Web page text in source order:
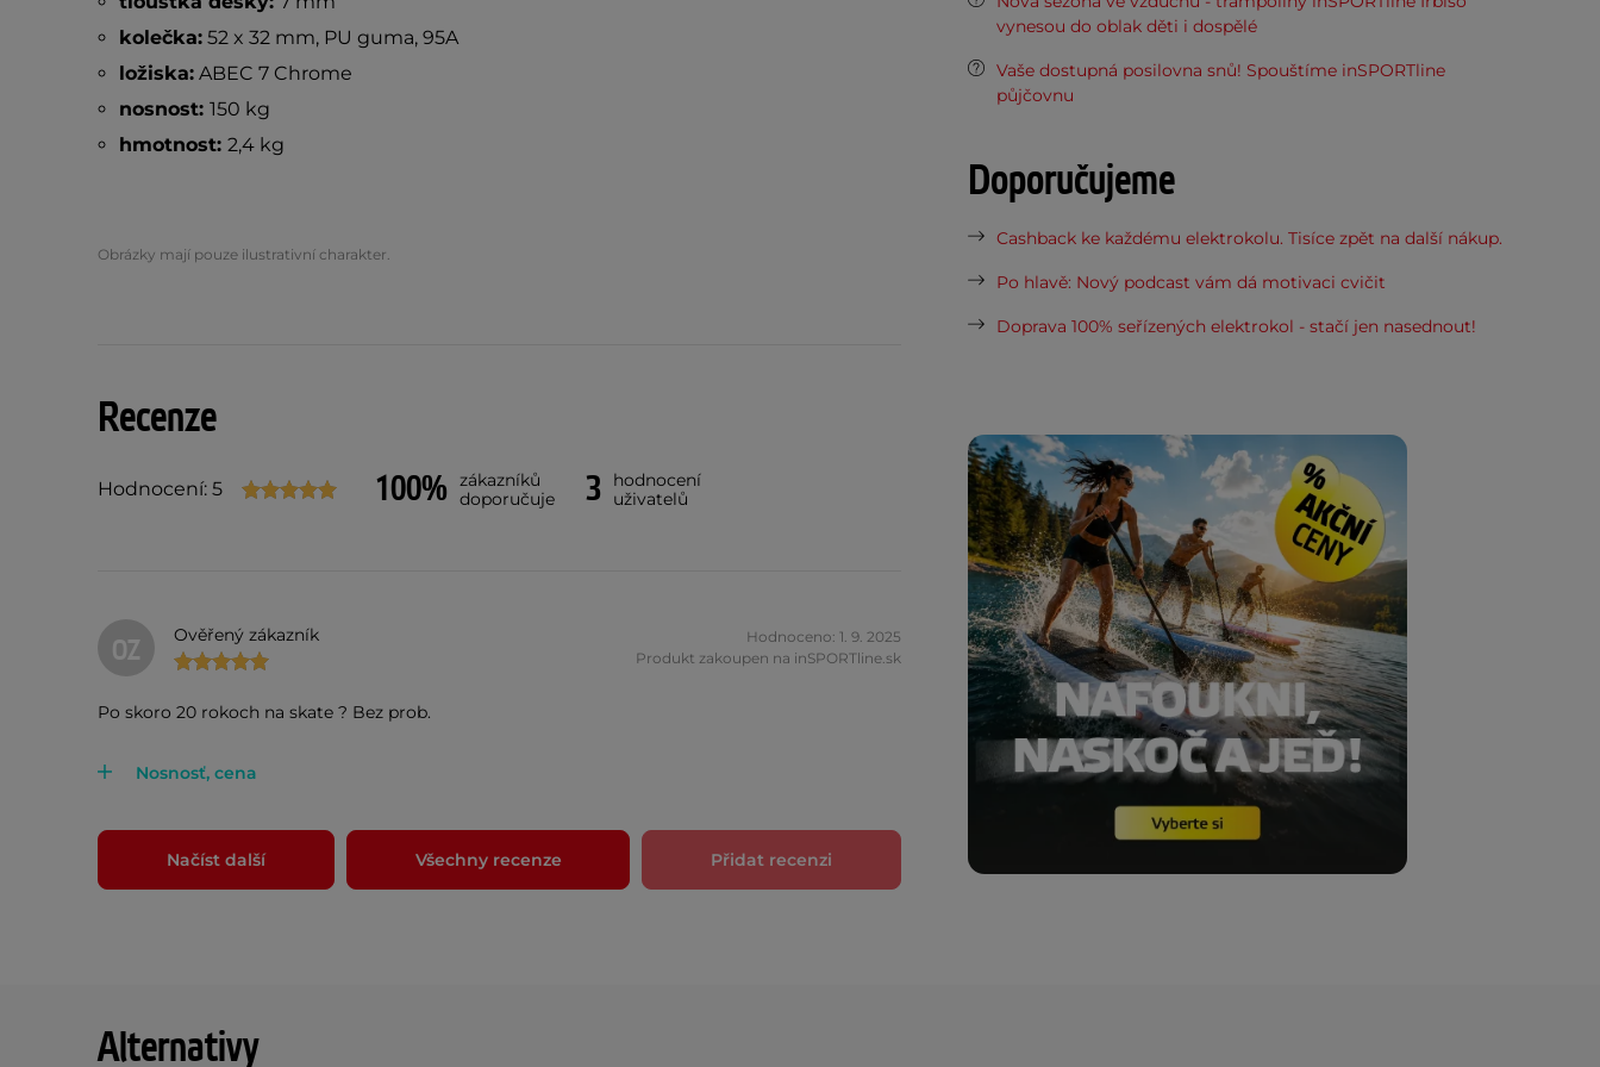
kolečka:52 x 32 mm, PU guma, 95A
ložiska:ABEC 7 Chrome
nosnost: 150 kg
hmotnost: 2,4 kg
Obrázky mají pouze ilustrativní charakter.
Recenze
Hodnocení: 5 100% zákazníků
doporučuje
3
hodnocení
uživatelů
OZ Ověřený zákazník
Hodnoceno: 1. 9. 2025
Produkt zakoupen na inSPORTline.sk
Po skoro 20 rokoch na skate ? Bez prob.
Nosnosť, cena
Načíst další Všechny recenze Přidat recenzi
vynesou do oblak děti i dospělé
Vaše dostupná posilovna snů! Spouštíme inSPORTline
půjčovnu
Doporučujeme
Cashback ke každému elektrokolu. Tisíce zpět na další nákup.
Po hlavě: Nový podcast vám dá motivaci cvičit
Doprava 100% seřízených elektrokol - stačí jen nasednout!
Alternativy